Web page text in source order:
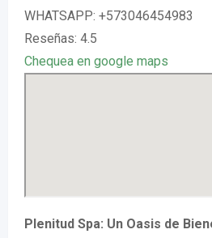
WHATSAPP: +573046454983
Reseñas: 4.5
Chequea en google maps
Plenitud Spa: Un Oasis de